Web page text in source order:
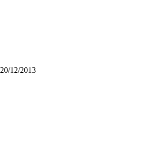
20/12/2013